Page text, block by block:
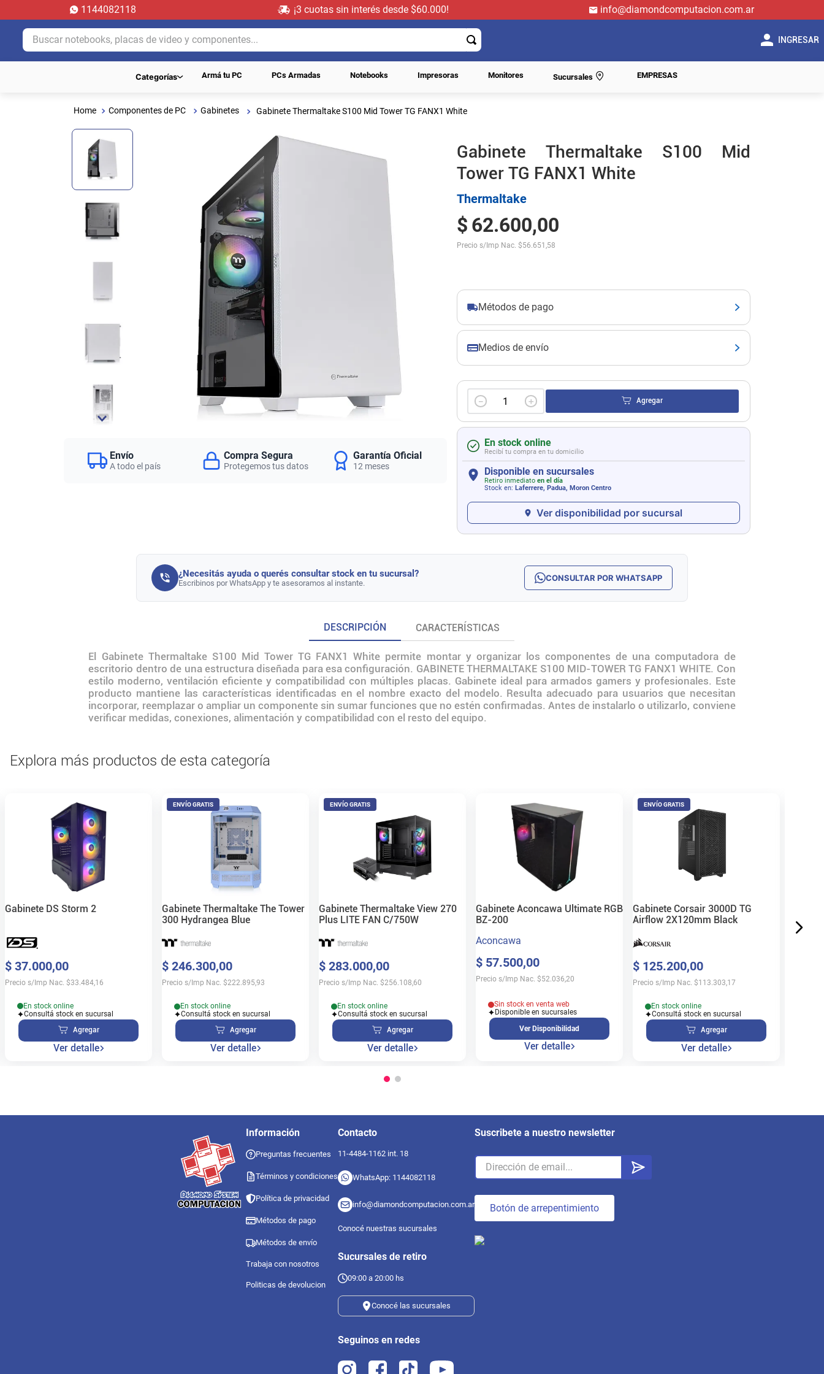
1144082118 ¡3 cuotas sin interés desde $60.000!
info@diamondcomputacion.com.ar
Buscar notebooks, placas de video y componentes...
INGRESAR
Categorías Armá tu PC PCs Armadas Notebooks Impresoras Monitores Sucursales EMPRESAS
Componentes de PC Gabinetes Gabinete Thermaltake S100 Mid Tower TG FANX1 White
Envío
A todo el país
Compra Segura
Protegemos tus datos
Garantía Oficial
12 meses
Gabinete Thermaltake S100 Mid
Tower TG FANX1 White
Thermaltake
$ 62.600,00
Precio s/Imp Nac. $56.651,58
Métodos de pago
Medios de envío
＋
－ Agregar
En stock online
Recibí tu compra en tu domicilio
Disponible en sucursales
Retiro inmediato en el día
Stock en: Laferrere, Padua, Moron Centro
Ver disponibilidad por sucursal
¿Necesitás ayuda o querés consultar stock en tu sucursal?
Escribinos por WhatsApp y te asesoramos al instante. CONSULTAR POR WHATSAPP
DESCRIPCIÓN CARACTERÍSTICAS
El Gabinete Thermaltake S100 Mid Tower TG FANX1 White permite montar y organizar los componentes de una computadora de
escritorio dentro de una estructura diseñada para esa configuración. GABINETE THERMALTAKE S100 MID-TOWER TG FANX1 WHITE. Con
estilo moderno, ventilación eficiente y compatibilidad con múltiples placas. Gabinete ideal para armados gamers y profesionales. Este
producto mantiene las características identificadas en el nombre exacto del modelo. Resulta adecuado para usuarios que necesitan
incorporar, reemplazar o ampliar un componente sin sumar funciones que no estén confirmadas. Antes de instalarlo o utilizarlo, conviene
verificar medidas, conexiones, alimentación y compatibilidad con el resto del equipo.
Explora más productos de esta categoría
Gabinete DS Storm 2
$ 37.000,00
Precio s/Imp Nac. $33.484,16
En stock online
Consultá stock en sucursal
Agregar
Ver detalle
ENVÍO GRATIS
Gabinete Thermaltake The Tower
300 Hydrangea Blue
$ 246.300,00
Precio s/Imp Nac. $222.895,93
En stock online
Consultá stock en sucursal
Agregar
Ver detalle
ENVÍO GRATIS
Gabinete Thermaltake View 270
Plus LITE FAN C/750W
$ 283.000,00
Precio s/Imp Nac. $256.108,60
En stock online
Consultá stock en sucursal
Agregar
Ver detalle
Gabinete Aconcawa Ultimate RGB
BZ-200
Aconcawa
$ 57.500,00
Precio s/Imp Nac. $52.036,20
Sin stock en venta web
Disponible en sucursales
Ver Disponibilidad
Ver detalle
ENVÍO GRATIS
Gabinete Corsair 3000D TG
Airflow 2X120mm Black
$ 125.200,00
Precio s/Imp Nac. $113.303,17
En stock online
Consultá stock en sucursal
Agregar
Ver detalle
Información
Preguntas frecuentes
Términos y condiciones
Política de privacidad
Métodos de pago
Métodos de envío
Trabaja con nosotros
Politicas de devolucion
Contacto
11-4484-1162 int. 18
WhatsApp: 1144082118
info@diamondcomputacion.com.ar
Conocé nuestras sucursales
Sucursales de retiro
09:00 a 20:00 hs
Conocé las sucursales
Seguinos en redes
Suscribete a nuestro newsletter
Botón de arrepentimiento